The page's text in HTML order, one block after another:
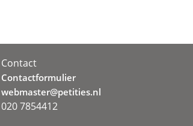
Contact
Contactformulier
webmaster@petities.nl
020 7854412